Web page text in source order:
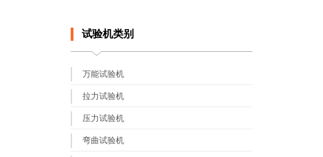
试验机类别
万能试验机
拉力试验机
压力试验机
弯曲试验机